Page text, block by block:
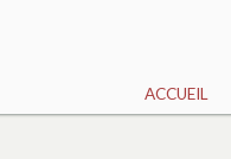
ACCUEIL